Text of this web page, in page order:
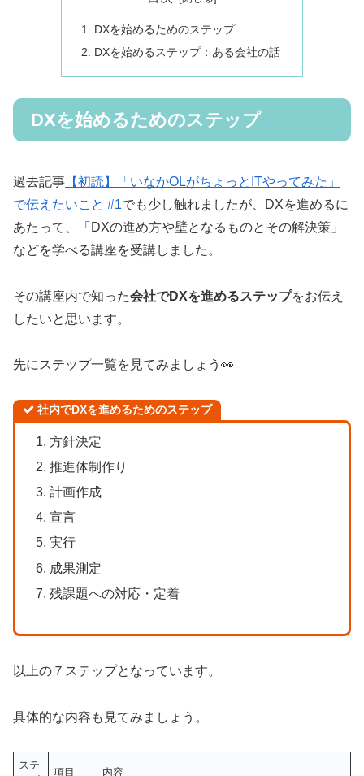
DXを始めるためのステップ
DXを始めるステップ：ある会社の話
DXを始めるためのステップ
過去記事 【初読】「いなかOLがちょっとITやってみた」
で伝えたいこと #1でも少し触れましたが、DXを進めるに
あたって、「DXの進め方や壁となるものとその解決策」
などを学べる講座を受講しました。
その講座内で知った会社でDXを進めるステップをお伝え
したいと思います。
先にステップ一覧を見てみましょう👀
社内でDXを進めるためのステップ
方針決定
推進体制作り
計画作成
宣言
実行
成果測定
残課題への対応・定着
以上の７ステップとなっています。
具体的な内容も見てみましょう。
ステ
項目 内容